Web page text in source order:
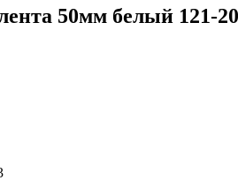
50мм белый 121-